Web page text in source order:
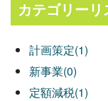
カテゴリーリ
計画策定(1)
新事業(0)
定額減税(1)